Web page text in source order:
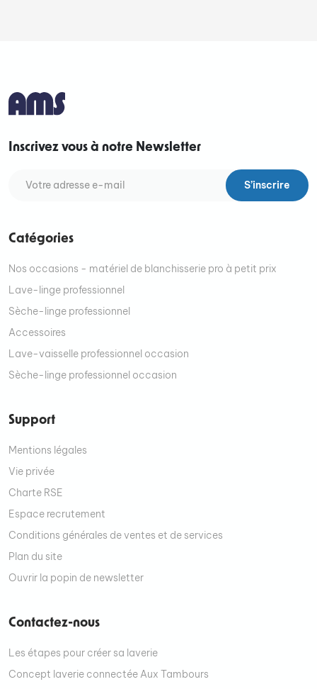
Inscrivez vous à notre Newsletter
S’inscrire
Catégories
Nos occasions - matériel de blanchisserie pro à petit prix
Lave-linge professionnel
Sèche-linge professionnel
Accessoires
Lave-vaisselle professionnel occasion
Sèche-linge professionnel occasion
Support
Mentions légales
Vie privée
Charte RSE
Espace recrutement
Conditions générales de ventes et de services
Plan du site
Ouvrir la popin de newsletter
Contactez-nous
Les étapes pour créer sa laverie
Concept laverie connectée Aux Tambours